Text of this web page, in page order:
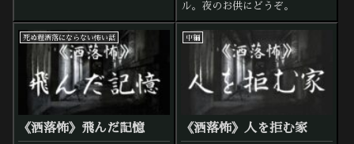
ル。夜のお供にどうぞ。
死ぬ程洒落にならない怖い話
《洒落怖》飛んだ記憶
中編
《洒落怖》人を拒む家